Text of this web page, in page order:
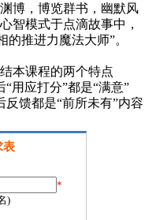
博，博览群书，幽默风
智模式于点滴故事中，
推进力魔法大师”。
本课程的两个特点
“用应打分”都是“满意”
反馈都是“前所未有”内容
表
*
)